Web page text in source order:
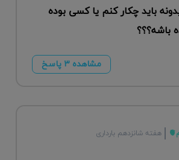
باید چکار کنم یا کسی بوده
باشه؟؟؟
مشاهده ۳ پاسخ
هفته شانزدهم بارداری